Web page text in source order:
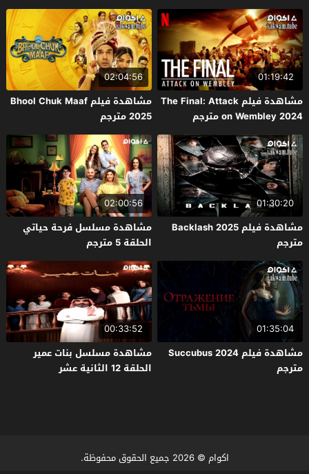
01:19:42
مشاهدة فيلم The Final: Attack
on Wembley 2024 مترجم
02:04:56
مشاهدة فيلم Bhool Chuk Maaf
2025 مترجم
01:30:20
مشاهدة فيلم Backlash 2025
مترجم
02:00:56
مشاهدة مسلسل فرحة حياتي
الحلقة 5 مترجم
01:35:04
مشاهدة فيلم Succubus 2024
مترجم
00:33:52
مشاهدة مسلسل بنات عمير
الحلقة 12 الثانية عشر
اكوام © 2026 جميع الحقوق محفوظة.